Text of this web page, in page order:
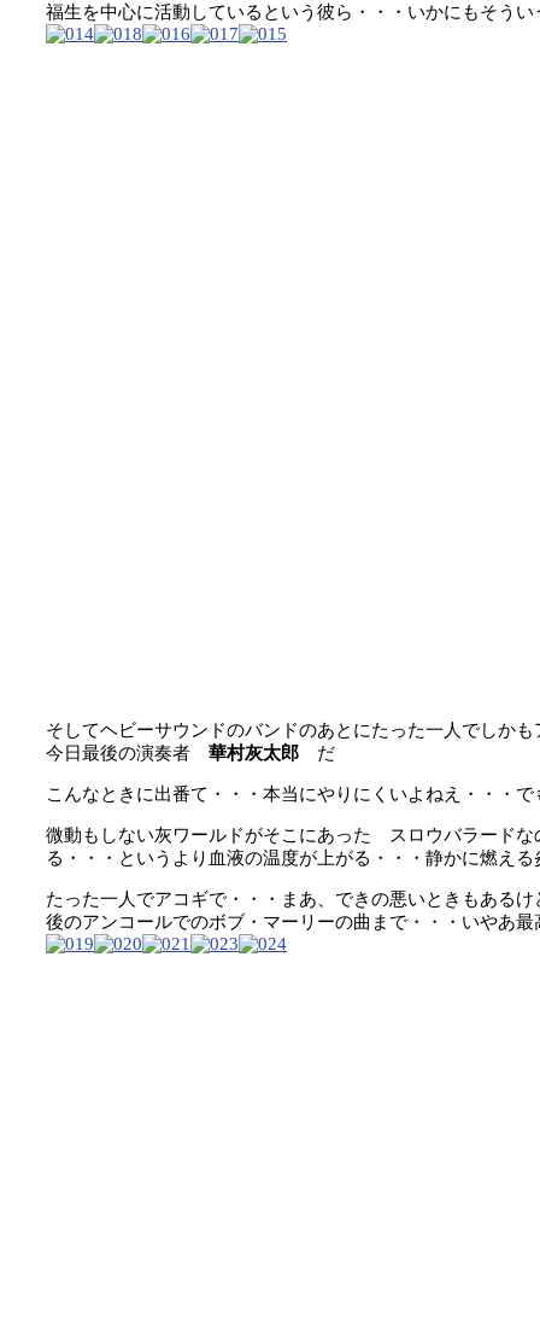
福生を中心に活動しているという彼ら・・・いかにもそう
そしてヘビーサウンドのバンドのあとにたった一人でしか
今日最後の演奏者 華村灰太郎 だ
こんなときに出番て・・・本当にやりにくいよねえ・・・
微動もしない灰ワールドがそこにあった スロウバラードな
る・・・というより血液の温度が上がる・・・静かに燃える
たった一人でアコギで・・・まあ、できの悪いときもある
後のアンコールでのボブ・マーリーの曲まで・・・いやあ